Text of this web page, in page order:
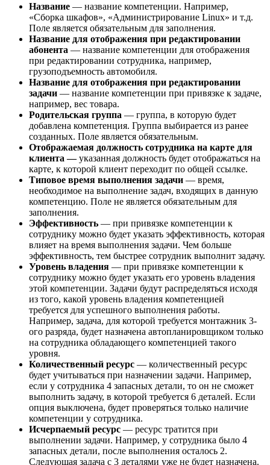
Название — название компетенции. Например,
«Сборка шкафов», «Администрирование Linux» и т.д.
Поле является обязательным для заполнения.
Название для отображения при редактировании
абонента — название компетенции для отображения
при редактировании сотрудника, например,
грузоподъемность автомобиля.
Название для отображения при редактировании
задачи — название компетенции при привязке к задаче,
например, вес товара.
Родительская группа — группа, в которую будет
добавлена компетенция. Группа выбирается из ранее
созданных. Поле является обязательным.
Отображаемая должность сотрудника на карте для
клиента —указанная должность будет отображаться на
карте, к которой клиент переходит по общей ссылке.
Типовое время выполнения задачи — время,
необходимое на выполнение задач, входящих в данную
компетенцию. Поле не является обязательным для
заполнения.
Эффективность — при привязке компетенции к
сотруднику можно будет указать эффективность, которая
влияет на время выполнения задачи. Чем больше
эффективность, тем быстрее сотрудник выполнит задачу.
Уровень владения — при привязке компетенции к
сотруднику можно будет указать его уровень владения
этой компетенции. Задачи будут распределяться исходя
из того, какой уровень владения компетенцией
требуется для успешного выполнения работы.
Например, задача, для которой требуется монтажник 3-
ого разряда, будет назначена автопланировщиком только
на сотрудника обладающего компетенцией такого
уровня.
Количественный ресурс — количественный ресурс
будет учитываться при назначении задачи. Например,
если у сотрудника 4 запасных детали, то он не сможет
выполнить задачу, в которой требуется 6 деталей. Если
опция выключена, будет проверяться только наличие
компетенции у сотрудника.
Исчерпаемый ресурс — ресурс тратится при
выполнении задачи. Например, у сотрудника было 4
запасных детали, после выполнения осталось 2.
Следующая задача с 3 деталями уже не будет назначена.